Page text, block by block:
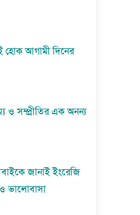
হোক আগামী দিনের
সম্প্রীতির এক অনন্য
জানাই ইংরেজি
ভালোবাসা